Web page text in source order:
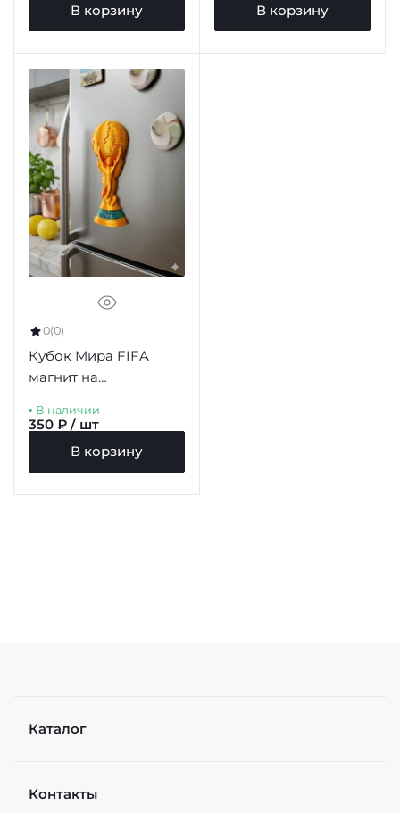
В корзину
В корзину
0(0)
Кубок Мира FIFA
магнит на
В наличии
350 ₽ / шт
В корзину
Каталог
Контакты